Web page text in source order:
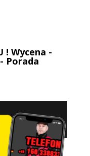
! Wycena -
Porada